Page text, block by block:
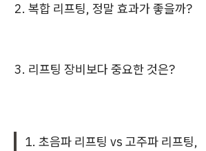
2. 복합 리프팅, 정말 효과가 좋을까?
3. 리프팅 장비보다 중요한 것은?
1. 초음파 리프팅 vs 고주파 리프팅,